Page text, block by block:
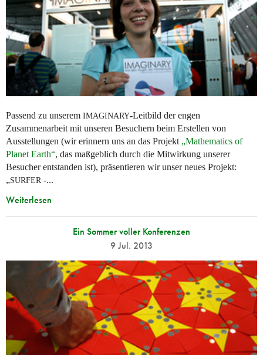
Passend zu unserem IMAGINARY-Leitbild der engen
Zusammenarbeit mit unseren Besuchern beim Erstellen von
Ausstellungen (wir erinnern uns an das Projekt „Mathematics of
Planet Earth“, das maßgeblich durch die Mitwirkung unserer
Besucher entstanden ist), präsentieren wir unser neues Projekt:
„SURFER -...
Weiterlesen
Ein Sommer voller Konferenzen
9 Jul. 2013